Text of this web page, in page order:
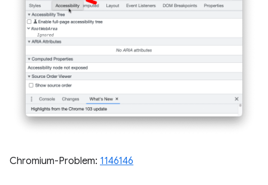
Chromium-Problem: 1146146